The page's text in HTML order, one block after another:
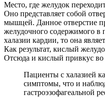
Место, где желудок
Оно представляет собой
мышцей. Данное отверстие
желудочного содержимого в
халазии кардии, то она
Как результат, кислый
Отсюда и кислый привкус во
Пациенты с халазией
симптомы, что и
гастроэзофагеальной